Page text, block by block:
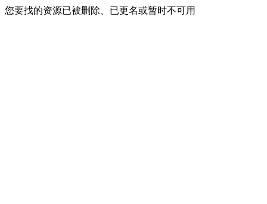
您要找的资源已被删除、已更名或暂时不可用